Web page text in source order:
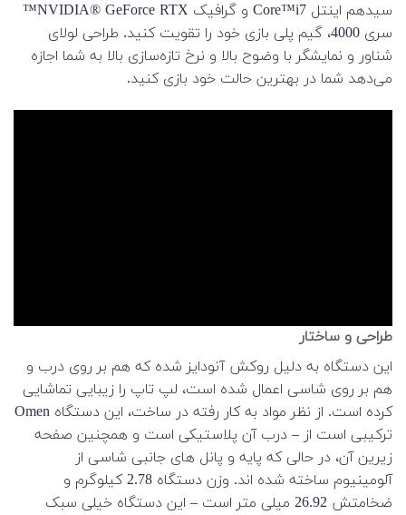
سیدهم اینتل Core™i7 و گرافیک NVIDIA® GeForce RTX™
سری 4000، گیم پلی بازی خود را تقویت کنید. طراحی لولای
شناور و نمایشگر با وضوح بالا و نرخ تازه‌سازی بالا به شما اجازه
می‌دهد شما در بهترین حالت خود بازی کنید.
طراحی و ساختار
این دستگاه به دلیل روکش آنودایز شده که هم بر روی درب و
هم بر روی شاسی اعمال شده است، لپ تاپ را زیبایی تماشایی
کرده است. از نظر مواد به کار رفته در ساخت، این دستگاه Omen
ترکیبی است از – درب آن پلاستیکی است و همچنین صفحه
زیرین آن، در حالی که پایه و پانل های جانبی شاسی از
آلومینیوم ساخته شده اند. وزن دستگاه 2.78 کیلوگرم و
ضخامتش 26.92 میلی متر است – این دستگاه خیلی سبک